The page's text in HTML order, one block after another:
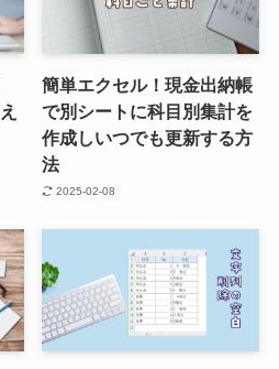
簡単エクセル！現金出納帳
で別シートに科目別集計を
作成しいつでも更新する方
法
2025-02-08